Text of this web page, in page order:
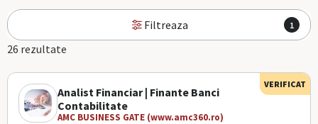
Filtreaza 1
26 rezultate
Analist Financiar | Finante Banci
Contabilitate
AMC BUSINESS GATE (www.amc360.ro)
VERIFICAT